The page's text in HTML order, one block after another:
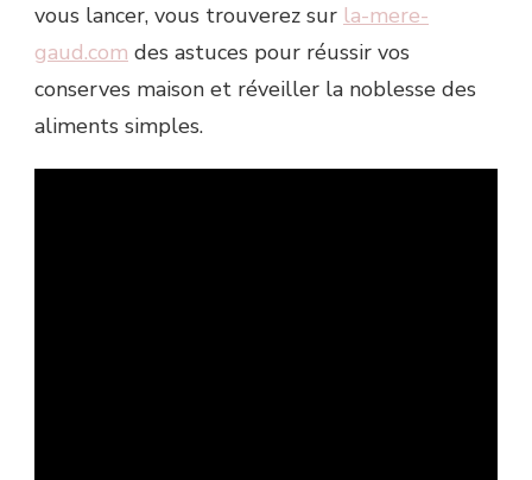
vous lancer, vous trouverez sur la-mere-
gaud.com des astuces pour réussir vos
conserves maison et réveiller la noblesse des
aliments simples.